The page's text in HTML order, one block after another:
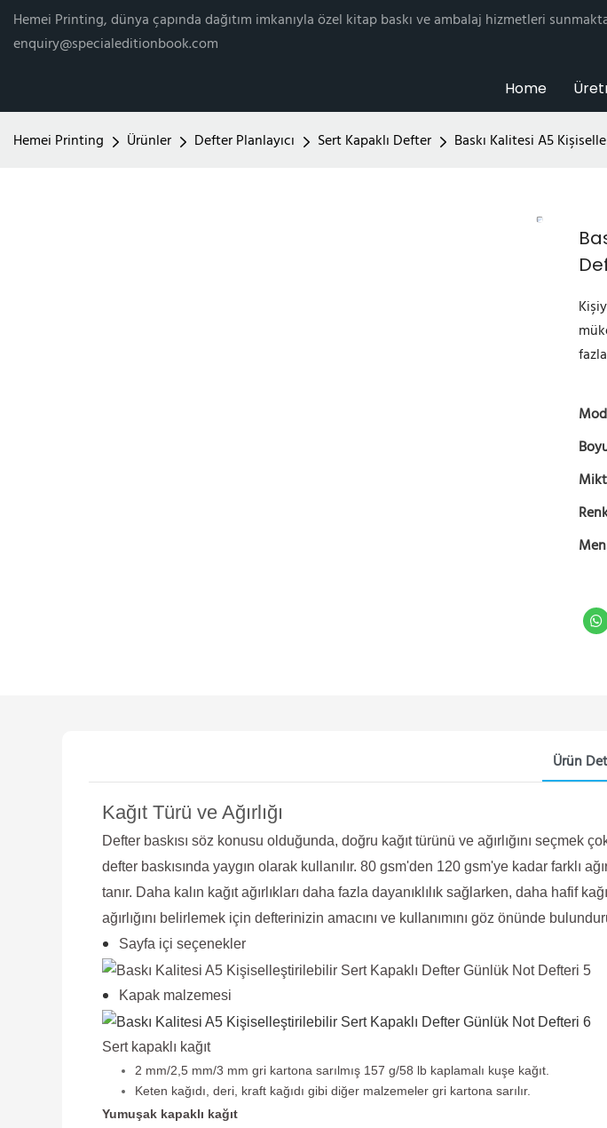
Hemei Printing, dünya çapında dağıtım imkanıyla özel kitap baskı ve ambalaj hizmetleri
enquiry@specialeditionbook.com
Home
Hemei Printing Ürünler Defter Planlayıcı Sert Kapaklı Defter Baskı Kalitesi A5
Ürün
Kağıt Türü ve Ağırlığı
Defter baskısı söz konusu olduğunda, doğru kağıt türünü ve ağırlığını seçmek
defter baskısında yaygın olarak kullanılır. 80 gsm'den 120 gsm'ye kadar farklı
tanır. Daha kalın kağıt ağırlıkları daha fazla dayanıklılık sağlarken, daha hafif
ağırlığını belirlemek için defterinizin amacını ve kullanımını göz önünde
Sayfa içi seçenekler
Kapak malzemesi
Sert kapaklı kağıt
2 mm/2,5 mm/3 mm gri kartona sarılmış 157 g/58 lb kaplamalı kuşe kağıt.
Keten kağıdı, deri, kraft kağıdı gibi diğer malzemeler gri kartona sarılır.
Yumuşak kapaklı kağıt